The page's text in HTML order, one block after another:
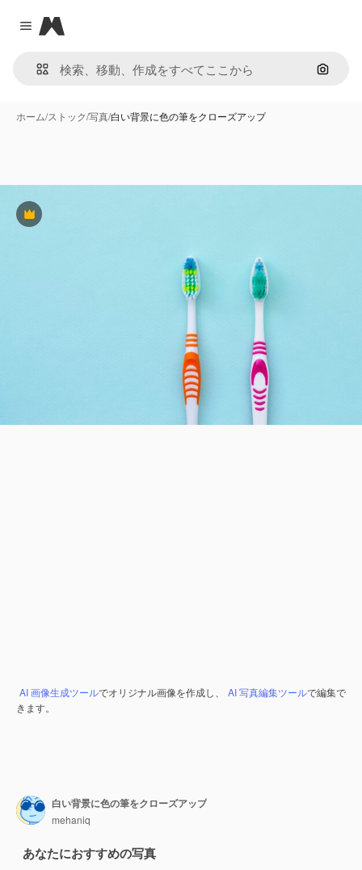
Close menu
Magnific
画像で
ホーム/ストック/写真/白い背景に色の筆をクローズアップ
Premium
AI 画像生成ツールでオリジナル画像を作成し、 AI 写真編集ツールで編集で
きます。
白い背景に色の筆をクローズアップ
mehaniq
あなたにおすすめの写真